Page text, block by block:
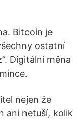
Bitcoin je
ostatní
Digitální měna
nejen že
ani netuší, kolik